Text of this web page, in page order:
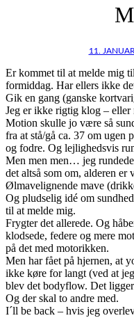
11.
Er kommet til at melde mig
formiddag. Har ellers ikke
Gik en gang (ganske
Jeg er ikke rigtig klog – eller
Motion skulle jo være så
fra at stå/gå ca. 37 om ugen
og fodre. Og lejlighedsvis
Men men men… jeg
det altså som om, alderen
Ølmavelignende mave
Og pludselig idé om
til at melde mig.
Frygter det allerede. Og
klodsede, federe og mere
på det med motorikken.
Men har fået på hjernen, at
ikke køre for langt (ved at
blev det bodyflow. Det
Og der skal to andre med.
I´ll be back – hvis jeg